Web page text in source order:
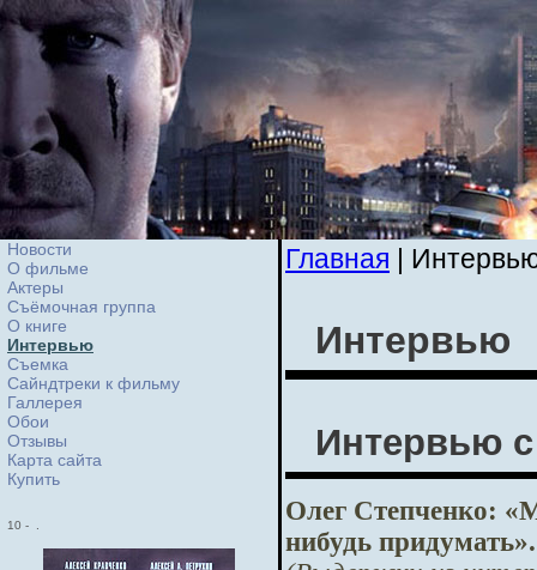
Новости
О фильме
Актеры
Съёмочная группа
О книге
Интервью
Cъемка
Сайндтреки к фильму
Галлерея
Обои
Отзывы
Карта сайта
Купить
10 -
Главная |
Интервью
Интервью
Олег Степченко:
нибудь придумать».